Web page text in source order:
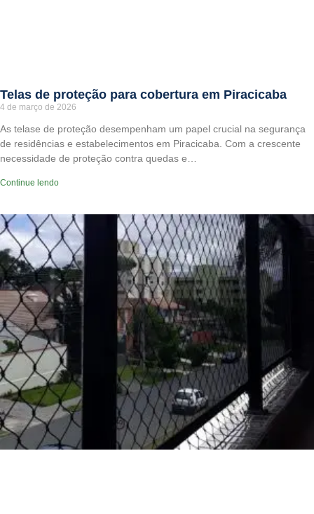
Telas de proteção para cobertura em Piracicaba
4 de março de 2026
As telase de proteção desempenham um papel crucial na segurança
de residências e estabelecimentos em Piracicaba. Com a crescente
necessidade de proteção contra quedas e…
Continue lendo